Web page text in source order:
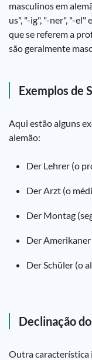
masculinos em
us", "-ig", "-ner", "-
que se referem a
são geralmente
Exemplos de
Aqui estão alguns
alemão:
Der Lehrer (o
Der Arzt (o
Der Montag
Der
Der Schüler (o
Declinação
Outra